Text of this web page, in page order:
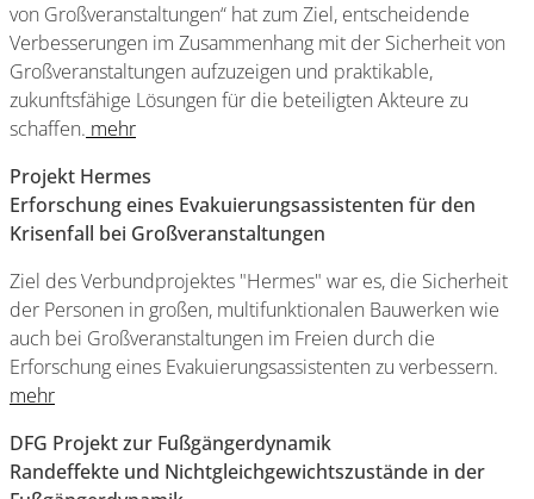
von Großveranstaltungen“ hat zum Ziel, entscheidende
Verbesserungen im Zusammenhang mit der Sicherheit von
Großveranstaltungen aufzuzeigen und praktikable,
zukunftsfähige Lösungen für die beteiligten Akteure zu
schaffen. mehr
Projekt Hermes
Erforschung eines Evakuierungsassistenten für den
Krisenfall bei Großveranstaltungen
Ziel des Verbundprojektes "Hermes" war es, die Sicherheit
der Personen in großen, multifunktionalen Bauwerken wie
auch bei Großveranstaltungen im Freien durch die
Erforschung eines Evakuierungsassistenten zu verbessern.
mehr
DFG Projekt zur Fußgängerdynamik
Randeffekte und Nichtgleichgewichtszustände in der